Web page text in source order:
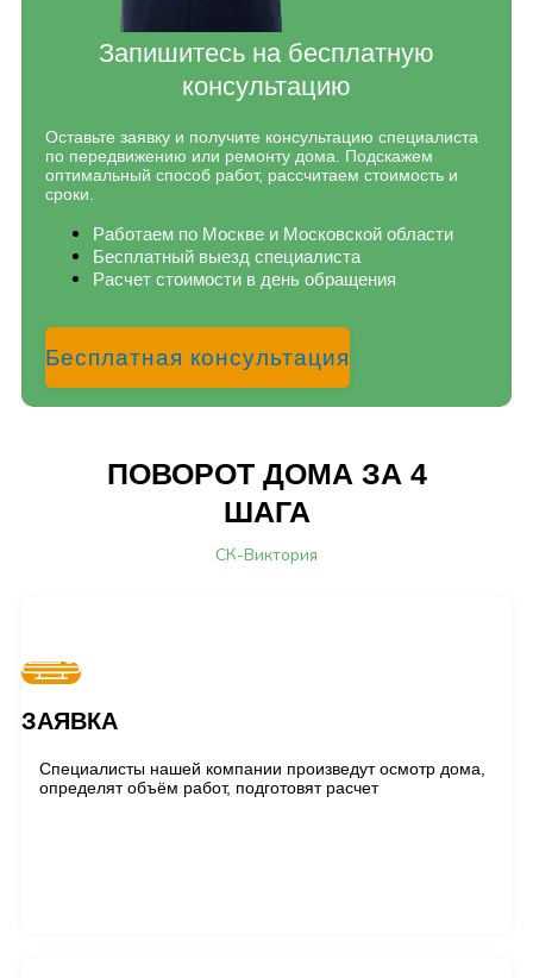
Запишитесь на бесплатную
консультацию
Оставьте заявку и получите консультацию специалиста
по передвижению или ремонту дома. Подскажем
оптимальный способ работ, рассчитаем стоимость и
сроки.
Работаем по Москве и Московской области
Бесплатный выезд специалиста
Расчет стоимости в день обращения
Бесплатная консультация
ПОВОРОТ ДОМА ЗА 4
ШАГА
СК-Виктория
ЗАЯВКА
Специалисты нашей компании произведут осмотр дома,
определят объём работ, подготовят расчет